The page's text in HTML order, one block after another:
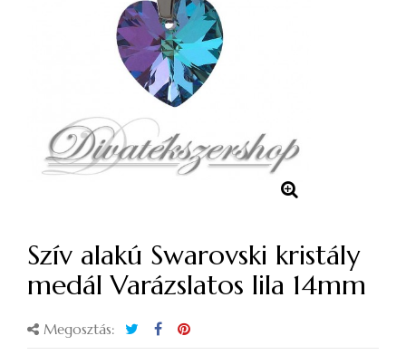
Szív alakú Swarovski kristály
medál Varázslatos lila 14mm
Megosztás: